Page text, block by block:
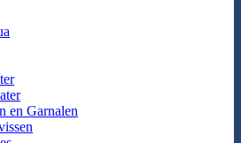
en Garnalen